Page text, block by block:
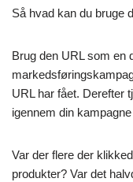
Så hvad kan du bruge
Brug den URL som en
URL har fået. Derefter
igennem din
Var der flere der
produkter? Var det